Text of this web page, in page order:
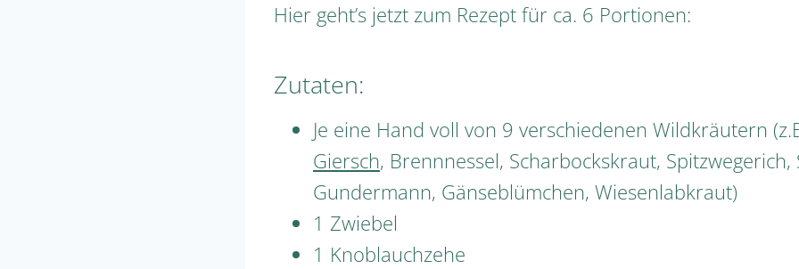
Hier geht’s jetzt zum Rezept für ca. 6 Portionen:
Zutaten:
Je eine Hand voll von 9 verschiedenen Wildkräutern
Giersch, Brennnessel, Scharbockskraut, Spitzwegerich,
Gundermann, Gänseblümchen, Wiesenlabkraut)
1 Zwiebel
1 Knoblauchzehe